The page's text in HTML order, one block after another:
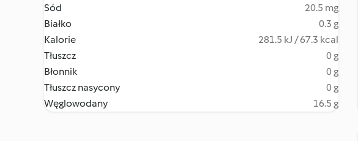
Sód
20.5 mg
Białko
0.3 g
Kalorie
281.5 kJ / 67.3 kcal
Tłuszcz
0 g
Błonnik
0 g
Tłuszcz nasycony
0 g
Węglowodany
16.5 g